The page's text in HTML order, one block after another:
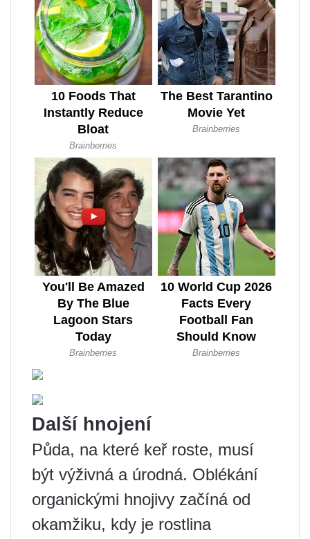
Další hnojení
Půda, na které keř roste, musí
být výživná a úrodná. Oblékání
organickými hnojivy začíná od
okamžiku, kdy je rostlina